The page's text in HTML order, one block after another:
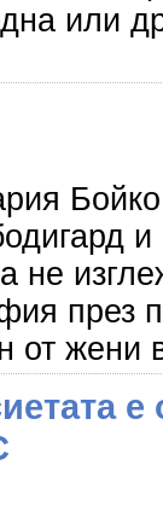
или
не
през
от жени
е